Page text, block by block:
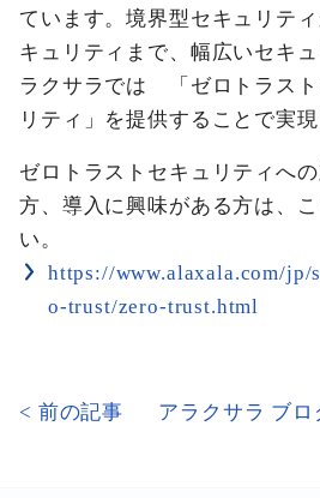
ています。境界型セキュリテ
キュリティまで、幅広いセキ
ラクサラでは 「ゼロトラスト
リティ」を提供することで実現
ゼロトラストセキュリティへ
方、導入に興味がある方は、
い。
https://www.alaxala.com/
o-trust/zero-trust.html
< 前の記事 アラクサラ ブロ